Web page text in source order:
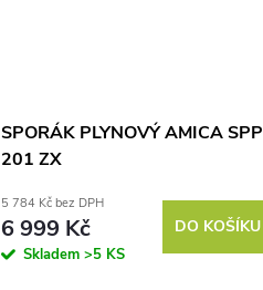
SPORÁK PLYNOVÝ AMICA SPP
201 ZX
5 784 Kč bez DPH
6 999 Kč
Skladem>5 KS
DO KOŠÍKU